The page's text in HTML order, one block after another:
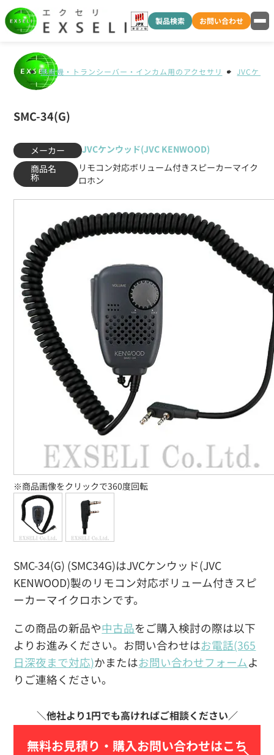
製品検索 お問い合わせ
無線機・トランシーバー・インカム用のアクセサリ JVCケン
SMC-34(G)
メーカー
JVCケンウッド(JVC KENWOOD)
商品名
称
リモコン対応ボリューム付きスピーカーマイク
ロホン
SMC-34(G) (SMC34G)はJVCケンウッド(JVC
KENWOOD)製のリモコン対応ボリューム付きスピ
ーカーマイクロホンです。
この商品の新品や中古品をご購入検討の際は以下
よりお進みください。お問い合わせはお電話(365
日深夜まで対応)かまたはお問い合わせフォームよ
りご連絡ください。
無料お見積り・ 購入お問い合わせはこち
※商品画像をクリックで360度回転